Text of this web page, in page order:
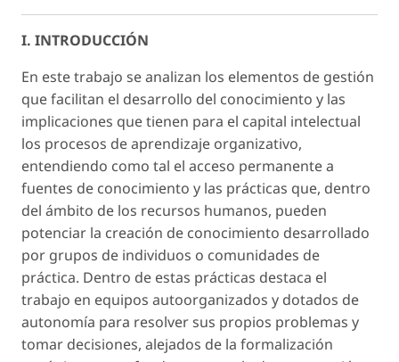
I. INTRODUCCIÓN
En este trabajo se analizan los elementos de gestión
que facilitan el desarrollo del conocimiento y las
implicaciones que tienen para el capital intelectual
los procesos de aprendizaje organizativo,
entendiendo como tal el acceso permanente a
fuentes de conocimiento y las prácticas que, dentro
del ámbito de los recursos humanos, pueden
potenciar la creación de conocimiento desarrollado
por grupos de individuos o comunidades de
práctica. Dentro de estas prácticas destaca el
trabajo en equipos autoorganizados y dotados de
autonomía para resolver sus propios problemas y
tomar decisiones, alejados de la formalización